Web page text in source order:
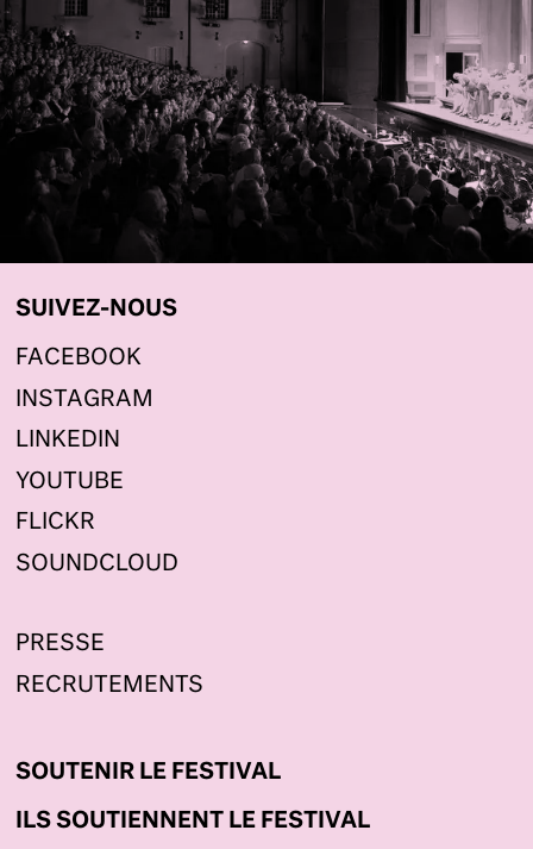
SUIVEZ-NOUS
FACEBOOK
INSTAGRAM
LINKEDIN
YOUTUBE
FLICKR
SOUNDCLOUD
PRESSE
RECRUTEMENTS
SOUTENIR LE FESTIVAL
ILS SOUTIENNENT LE FESTIVAL